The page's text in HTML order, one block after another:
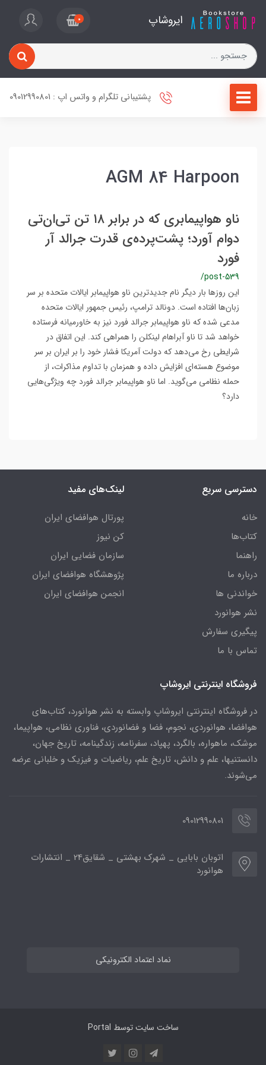
ایروشاپ 0
پشتیبانی تلگرام و واتس اپ : 09012990801
AGM 84 Harpoon
ناو هواپیمابری که در برابر ۱۸ تن تی‌ان‌تی
دوام آورد؛ پشت‌پرده‌ی قدرت جرالد آر
فورد
/post-539
این روزها بار دیگر نام جدیدترین ناو هواپیمابر ایالات متحده بر سر
زبان‌ها افتاده است. دونالد ترامپ، رئیس جمهور ایالات متحده
مدعی شده که ناو هواپیمابر جرالد فورد نیز به خاورمیانه فرستاده
خواهد شد تا ناو آبراهام لینکلن را همراهی کند. این اتفاق در
شرایطی رخ می‌دهد که دولت آمریکا فشار خود را بر ایران بر سر
موضوع هسته‌ای افزایش داده و همزمان با تداوم مذاکرات، از
حمله نظامی می‌گوید. اما ناو هواپیمابر جرالد فورد چه ویژگی‌هایی
دارد؟
دسترسی سریع
خانه
کتاب‌ها
راهنما
درباره ما
خواندنی ها
نشر هوانورد
پیگیری سفارش
تماس با ما
لینک‌های مفید
پورتال هوافضای ایران
کن نیوز
سازمان فضایی ایران
پژوهشگاه هوافضای ایران
انجمن هوافضای ایران
فروشگاه اینترنتی ایروشاپ
در فروشگاه اینترنتی ایروشاپ وابسته به نشر هوانورد، کتاب‌های
هوافضا، هوانوردی، نجوم، فضا و فضانوردی، فناوری نظامی، هواپیما،
موشک، ماهواره، بالگرد، پهپاد، سفرنامه، زندگینامه، تاریخ جهان،
دانستنیها، علم و دانش، تاریخ علم، ریاضیات و فیزیک و خلبانی عرضه
می‌شوند.
09012990801
اتوبان بابایی _ شهرک بهشتی _ شقایق24 _ انتشارات
هوانورد
نماد اعتماد الکترونیکی
ساخت سایت توسط Portal